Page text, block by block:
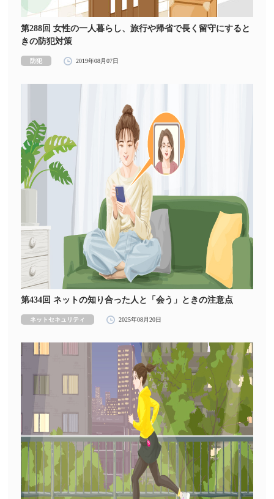
第288回 女性の一人暮らし、旅行や帰省で長く留守にすると
きの防犯対策
防犯 2019年08月07日
第434回 ネットの知り合った人と「会う」ときの注意点
ネットセキュリティ 2025年08月20日